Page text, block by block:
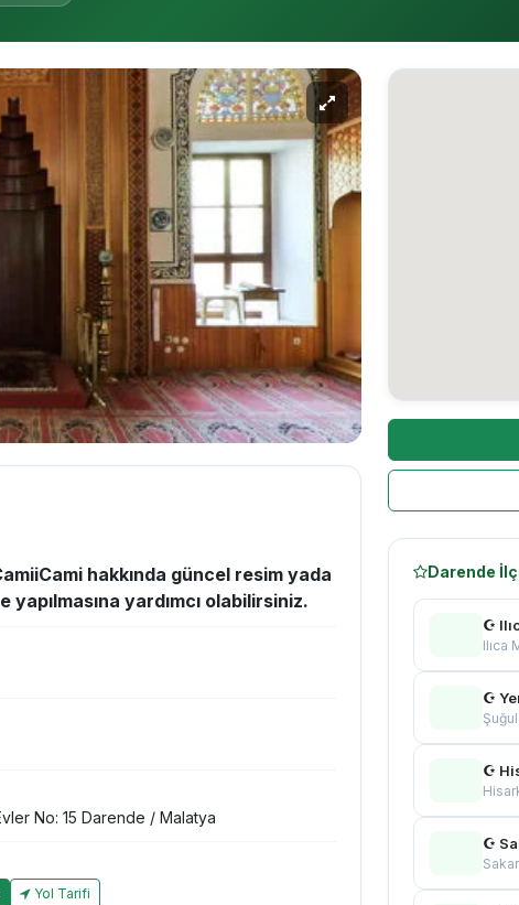
hakkında güncel resim yada
yardımcı olabilirsiniz.
No: 15 Darende / Malatya
Yol Tarifi
Darende
☪
Ilıca
☪
☪
☪